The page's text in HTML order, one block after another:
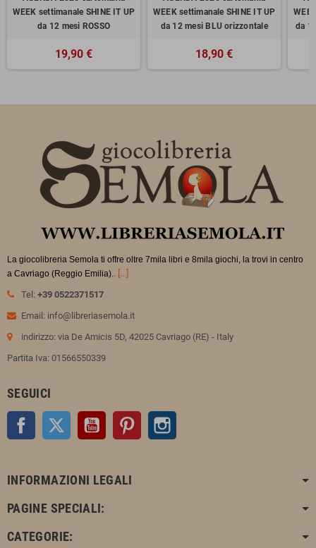
WEEK settimanale SHINE IT UP
da 12 mesi ROSSO
19,90 €
WEEK settimanale SHINE IT UP
da 12 mesi BLU orizzontale
18,90 €
da
La giocolibreria Semola ti offre oltre 7mila libri e 8mila giochi, la trovi in centro
a Cavriago (Reggio Emilia).. [...]
Tel: +39 0522371517
Email: info@libreriasemola.it
indirizzo: via De Amicis 5D, 42025 Cavriago (RE) - Italy
Partita Iva: 01566550339
SEGUICI
Facebook Twitter YouTube Pinterest
INFORMAZIONI LEGALI
PAGINE SPECIALI:
CATEGORIE: